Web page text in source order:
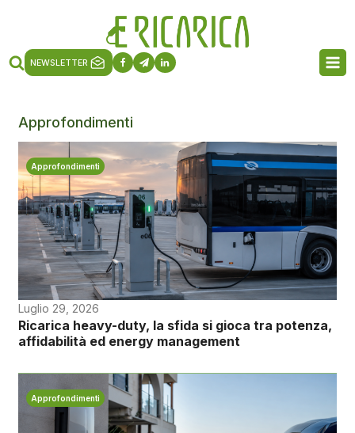
NEWSLETTER
Approfondimenti
Approfondimenti
Luglio 29, 2026
Ricarica heavy-duty, la sfida si gioca tra potenza,
affidabilità ed energy management
Approfondimenti